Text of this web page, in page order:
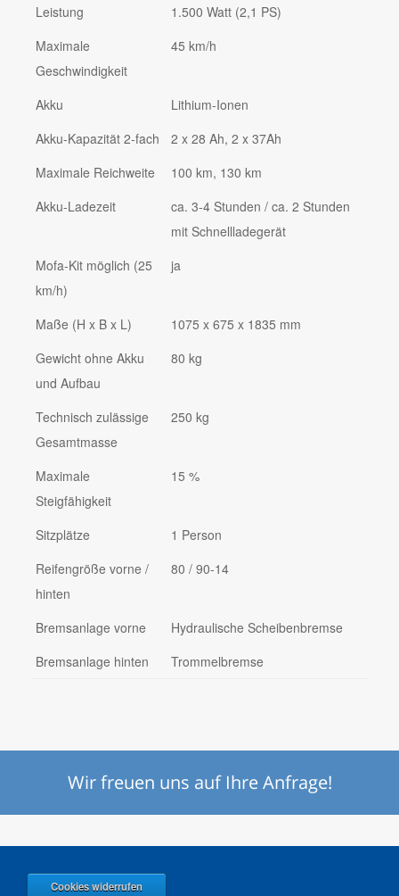
Leistung
1.500 Watt (2,1 PS)
Maximale
Geschwindigkeit
45 km/h
Akku
Lithium-Ionen
Akku-Kapazität 2-fach
2 x 28 Ah, 2 x 37Ah
Maximale Reichweite
100 km, 130 km
Akku-Ladezeit
ca. 3-4 Stunden / ca. 2 Stunden
mit Schnellladegerät
Mofa-Kit möglich (25
km/h)
ja
Maße (H x B x L)
1075 x 675 x 1835 mm
Gewicht ohne Akku
und Aufbau
80 kg
Technisch zulässige
Gesamtmasse
250 kg
Maximale
Steigfähigkeit
15 %
Sitzplätze
1 Person
Reifengröße vorne /
hinten
80 / 90-14
Bremsanlage vorne
Hydraulische Scheibenbremse
Bremsanlage hinten
Trommelbremse
Wir freuen uns auf IhreAnfrage!
Cookies widerrufen